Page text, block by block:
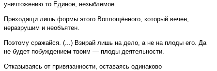
уничтожению то Единое, незыблемое.
Преходящи лишь формы этого Воплощённого, который вечен,
неразрушим и необъятен.
Поэтому сражайся. (...) Взирай лишь на дело, а не на плоды его. Да
не будет побуждением твоим — плоды деятельности.
Отказываясь от привязанности, оставаясь одинаково